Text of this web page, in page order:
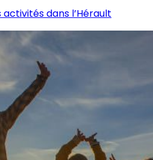
dans l’Hérault